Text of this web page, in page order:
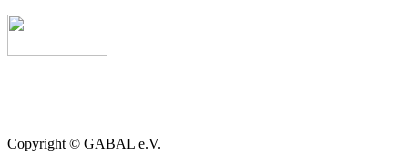
Copyright © GABAL e.V.